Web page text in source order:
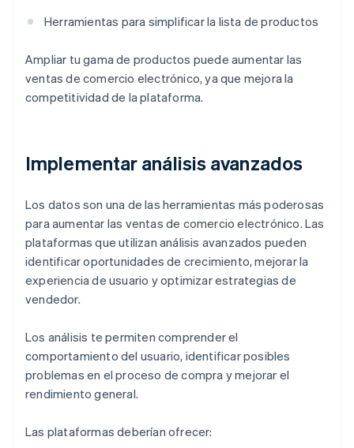
Herramientas para simplificar la lista de productos
Ampliar tu gama de productos puede aumentar las
ventas de comercio electrónico, ya que mejora la
competitividad de la plataforma.
Implementar análisis avanzados
Los datos son una de las herramientas más poderosas
para aumentar las ventas de comercio electrónico. Las
plataformas que utilizan análisis avanzados pueden
identificar oportunidades de crecimiento, mejorar la
experiencia de usuario y optimizar estrategias de
vendedor.
Los análisis te permiten comprender el
comportamiento del usuario, identificar posibles
problemas en el proceso de compra y mejorar el
rendimiento general.
Las plataformas deberían ofrecer: